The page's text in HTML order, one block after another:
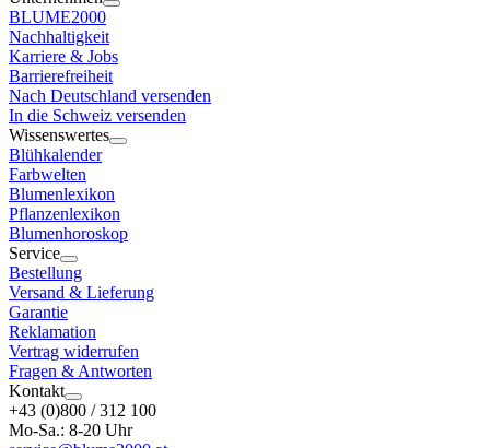
BLUME2000
Nachhaltigkeit
Karriere & Jobs
Barrierefreiheit
Nach Deutschland versenden
In die Schweiz versenden
Wissenswertes
Blühkalender
Farbwelten
Blumenlexikon
Pflanzenlexikon
Blumenhoroskop
Service
Bestellung
Versand & Lieferung
Garantie
Reklamation
Vertrag widerrufen
Fragen & Antworten
Kontakt
+43 (0)800 / 312 100
Mo-Sa.: 8-20 Uhr